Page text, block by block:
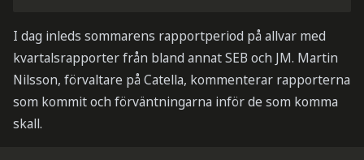
I dag inleds sommarens rapportperiod på allvar med
kvartalsrapporter från bland annat SEB och JM. Martin
Nilsson, förvaltare på Catella, kommenterar rapporterna
som kommit och förväntningarna inför de som komma
skall.